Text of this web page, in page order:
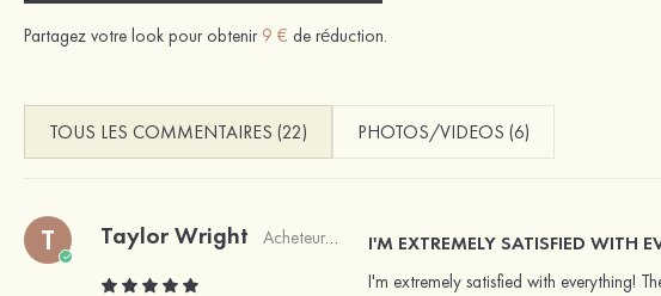
Partagez votre look pour obtenir 9 € de réduction.
TOUS LES COMMENTAIRES (22) PHOTOS/VIDEOS (6)
T Taylor Wright Acheteur vérifié I'M EXTREMELY SATISFIED WITH
I'm extremely satisfied with everything!